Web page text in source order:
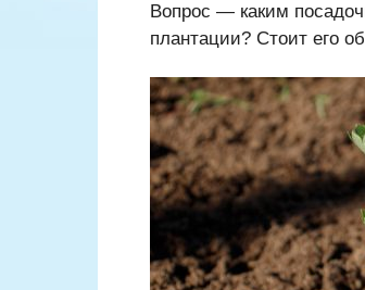
Вопрос — каким
плантации? Стоит его